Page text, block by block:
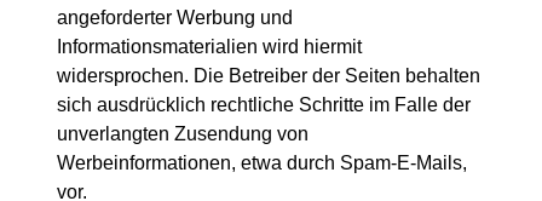
angeforderter Werbung und
Informationsmaterialien wird hiermit
widersprochen. Die Betreiber der Seiten behalten
sich ausdrücklich rechtliche Schritte im Falle der
unverlangten Zusendung von
Werbeinformationen, etwa durch Spam-E-Mails,
vor.